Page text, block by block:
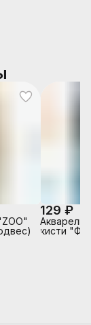
129 ₽
Акварель
кисти